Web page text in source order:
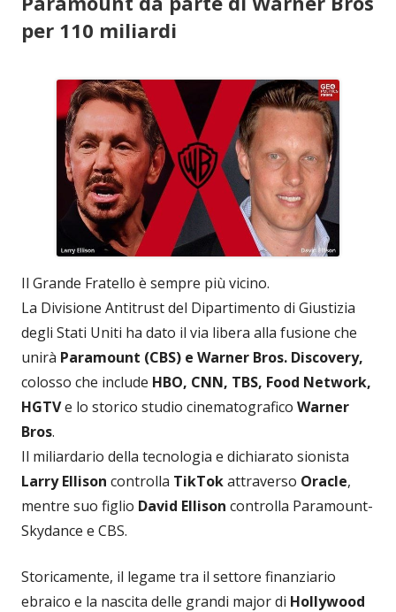
per 110 miliardi
Il Grande Fratello è sempre più vicino.
La Divisione Antitrust del Dipartimento di Giustizia
degli Stati Uniti ha dato il via libera alla fusione che
unirà Paramount (CBS) e Warner Bros. Discovery,
colosso che include HBO, CNN, TBS, Food Network,
HGTVe lo storico studio cinematografico Warner
Bros.
Il miliardario della tecnologia e dichiarato sionista
Larry Ellison controlla TikTokattraverso Oracle,
mentre suo figlio David Ellison controlla Paramount-
Skydance e CBS.
Storicamente, il legame tra il settore finanziario
ebraico e la nascita delle grandi major di Hollywood